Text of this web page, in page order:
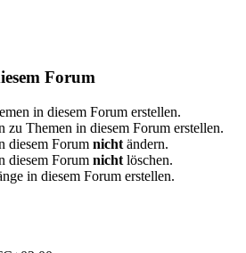
Forum
in diesem Forum erstellen.
zu Themen in diesem Forum erstellen.
diesem Forum nicht ändern.
diesem Forum nicht löschen.
in diesem Forum erstellen.